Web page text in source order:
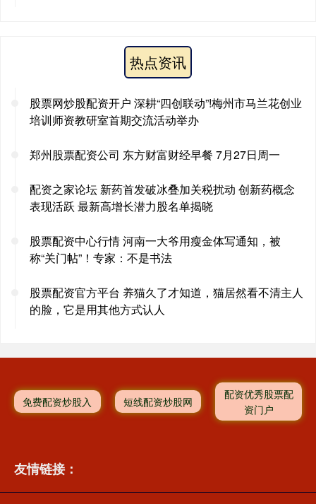
热点资讯
股票网炒股配资开户 深耕“四创联动”!梅州市马兰花创业
培训师资教研室首期交流活动举办
郑州股票配资公司 东方财富财经早餐 7月27日周一
配资之家论坛 新药首发破冰叠加关税扰动 创新药概念
表现活跃 最新高增长潜力股名单揭晓
股票配资中心行情 河南一大爷用瘦金体写通知，被
称“关门帖”！专家：不是书法
股票配资官方平台 养猫久了才知道，猫居然看不清主人
的脸，它是用其他方式认人
免费配资炒股入 短线配资炒股网
配资优秀股票配
资门户
友情链接：